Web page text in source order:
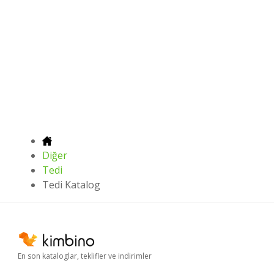
Diğer
Tedi
Tedi Katalog
En son kataloglar, teklifler ve indirimler